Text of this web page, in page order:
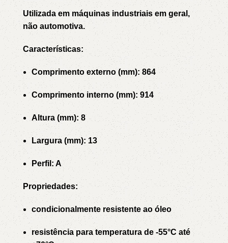
Utilizada em máquinas industriais em geral,
não automotiva.
Características:
Comprimento externo (mm): 864
Comprimento interno (mm): 914
Altura (mm): 8
Largura (mm): 13
Perfil: A
Propriedades:
condicionalmente resistente ao óleo
resistência para temperatura de -55°C até